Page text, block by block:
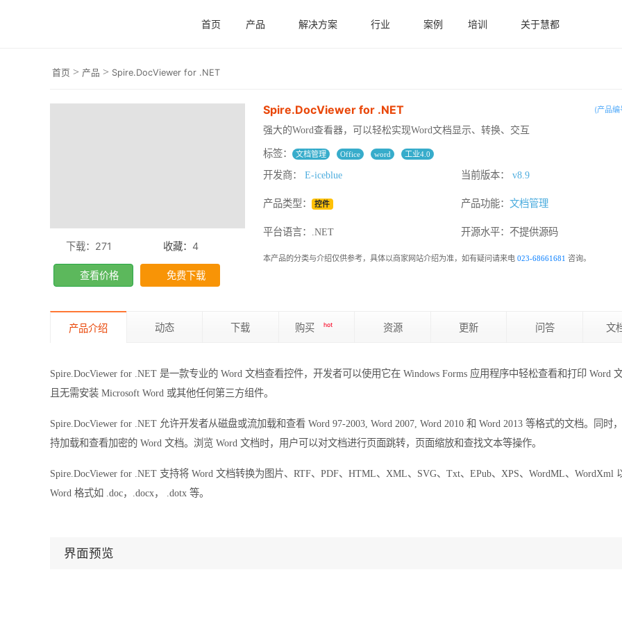
首页 产品 解决方案 行业 案例 培训 关于慧都
首页>产品 >Spire.DocViewer for .NET
下载：271 收藏： 4
查看价格 免费下载
Spire.DocViewer for .NET (产品
强大的Word查看器，可以轻松实现Word文档显示、转换、交互
标签： 文档管理 Office word 工业4.0
开发商：E-iceblue 当前版本：v8.9
产品类型： 控件 产品功能：文档管理
平台语言：.NET 开源水平： 不提供源码
本产品的分类与介绍仅供参考，具体以商家网站介绍为准，如有疑问请来电 023-68661681咨询。
产品介绍 动态 下载 购买 hot 资源 更新 问答 文
Spire.DocViewer for .NET 是一款专业的 Word 文档查看控件，开发者可以使用它在 Windows Forms 应用程序中轻松查看和打印 Word
且无需安装 Microsoft Word 或其他任何第三方组件。
Spire.DocViewer for .NET 允许开发者从磁盘或流加载和查看 Word 97-2003, Word 2007, Word 2010 和 Word 2013 等格式的文档。同时
持加载和查看加密的 Word 文档。浏览 Word 文档时，用户可以对文档进行页面跳转，页面缩放和查找文本等操作。
Spire.DocViewer for .NET 支持将 Word 文档转换为图片、RTF、PDF、HTML、XML、SVG、Txt、EPub、XPS、WordML、WordXml
Word 格式如 .doc，.docx， .dotx 等。
界面预览